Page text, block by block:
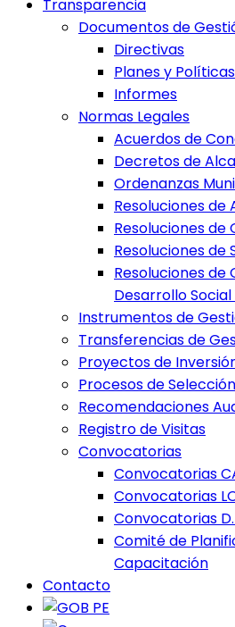
Transparencia
Documentos de
Directivas
Planes y Políticas
Informes
Normas Legales
Acuerdos de
Decretos de
Ordenanzas
Resoluciones de
Resoluciones de
Resoluciones de
Resoluciones de
Desarrollo Social
Instrumentos de
Transferencias de
Proyectos de
Procesos de Selección
Recomendaciones
Registro de Visitas
Convocatorias
Convocatorias
Convocatorias
Convocatorias
Comité de
Capacitación
Contacto